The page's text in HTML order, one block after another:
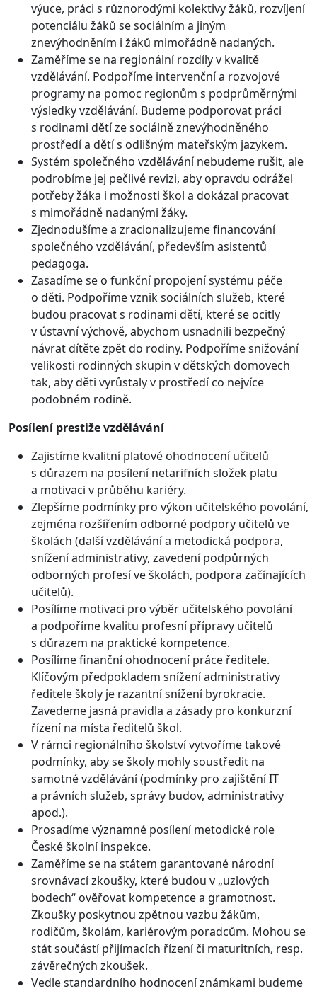
výuce, práci s různorodými kolektivy žáků, rozvíjení
potenciálu žáků se sociálním a jiným
znevýhodněním i žáků mimořádně nadaných.
Zaměříme se na regionální rozdíly v kvalitě
vzdělávání. Podpoříme intervenční a rozvojové
programy na pomoc regionům s podprůměrnými
výsledky vzdělávání. Budeme podporovat práci
s rodinami dětí ze sociálně znevýhodněného
prostředí a dětí s odlišným mateřským jazykem.
Systém společného vzdělávání nebudeme rušit, ale
podrobíme jej pečlivé revizi, aby opravdu odrážel
potřeby žáka i možnosti škol a dokázal pracovat
s mimořádně nadanými žáky.
Zjednodušíme a zracionalizujeme financování
společného vzdělávání, především asistentů
pedagoga.
Zasadíme se o funkční propojení systému péče
o děti. Podpoříme vznik sociálních služeb, které
budou pracovat s rodinami dětí, které se ocitly
v ústavní výchově, abychom usnadnili bezpečný
návrat dítěte zpět do rodiny. Podpoříme snižování
velikosti rodinných skupin v dětských domovech
tak, aby děti vyrůstaly v prostředí co nejvíce
podobném rodině.
Posílení prestiže vzdělávání
Zajistíme kvalitní platové ohodnocení učitelů
s důrazem na posílení netarifních složek platu
a motivaci v průběhu kariéry.
Zlepšíme podmínky pro výkon učitelského povolání,
zejména rozšířením odborné podpory učitelů ve
školách (další vzdělávání a metodická podpora,
snížení administrativy, zavedení podpůrných
odborných profesí ve školách, podpora začínajících
učitelů).
Posílíme motivaci pro výběr učitelského povolání
a podpoříme kvalitu profesní přípravy učitelů
s důrazem na praktické kompetence.
Posílíme finanční ohodnocení práce ředitele.
Klíčovým předpokladem snížení administrativy
ředitele školy je razantní snížení byrokracie.
Zavedeme jasná pravidla a zásady pro konkurzní
řízení na místa ředitelů škol.
V rámci regionálního školství vytvoříme takové
podmínky, aby se školy mohly soustředit na
samotné vzdělávání (podmínky pro zajištění IT
a právních služeb, správy budov, administrativy
apod.).
Prosadíme významné posílení metodické role
České školní inspekce.
Zaměříme se na státem garantované národní
srovnávací zkoušky, které budou v „uzlových
bodech“ ověřovat kompetence a gramotnost.
Zkoušky poskytnou zpětnou vazbu žákům,
rodičům, školám, kariérovým poradcům. Mohou se
stát součástí přijímacích řízení či maturitních, resp.
závěrečných zkoušek.
Vedle standardního hodnocení známkami budeme